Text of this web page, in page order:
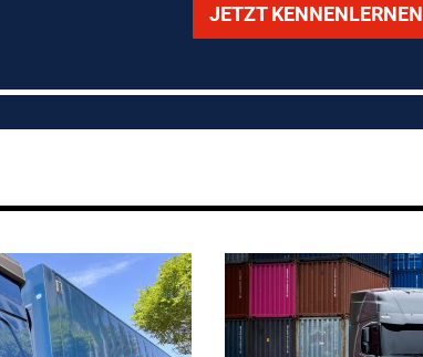
JETZT KENNENLERNEN